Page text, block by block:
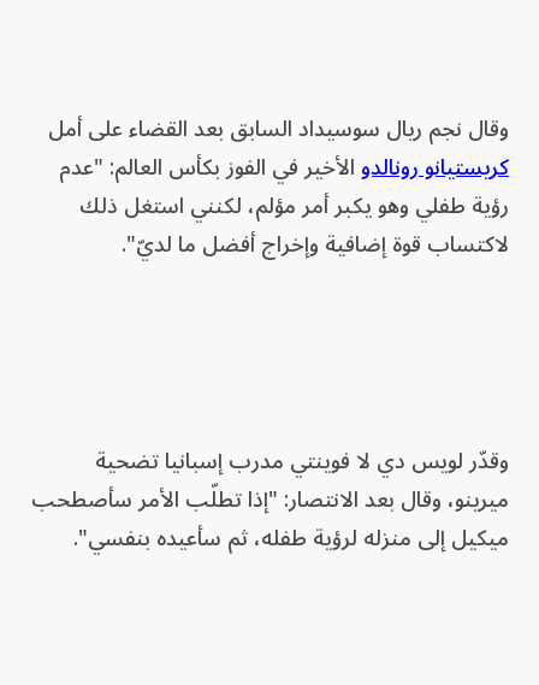
وقال نجم ريال سوسيداد السابق بعد القضاء على أمل
كريستيانو رونالدوالأخير في الفوز بكأس العالم: "عدم
رؤية طفلي وهو يكبر أمر مؤلم، لكنني استغل ذلك
لاكتساب قوة إضافية وإخراج أفضل ما لديّ".
وقدّر لويس دي لا فوينتي مدرب إسبانيا تضحية
ميرينو، وقال بعد الانتصار: "إذا تطلّب الأمر سأصطحب
ميكيل إلى منزله لرؤية طفله، ثم سأعيده بنفسي".